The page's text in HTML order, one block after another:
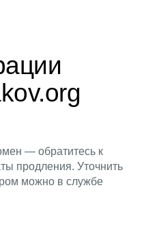
— обратитесь к
продления. Уточнить
можно в службе